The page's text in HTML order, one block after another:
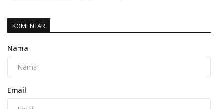
KOMENTAR
Nama
Email